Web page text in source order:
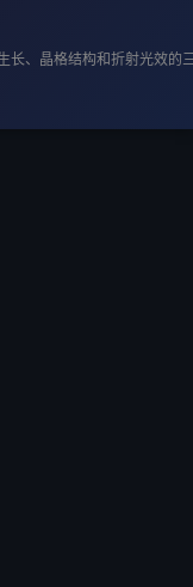
长、晶格结构和折射光效的